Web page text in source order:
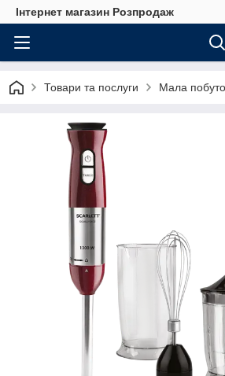
Інтернет магазин Розпродаж
Товари та послуги Мала